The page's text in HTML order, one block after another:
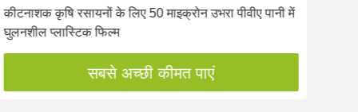
कीटनाशक कृषि रसायनों के लिए 50 माइक्रोन उभरा पीवीए पानी में
घुलनशील प्लास्टिक फिल्म
सबसे अच्छी कीमत पाएं